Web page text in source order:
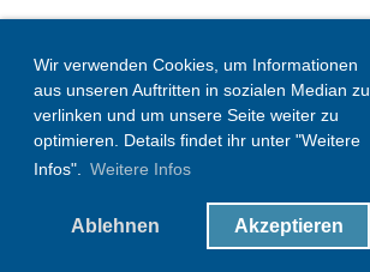
Wir verwenden Cookies, um Informationen
aus unseren Auftritten in sozialen Median zu
verlinken und um unsere Seite weiter zu
optimieren. Details findet ihr unter "Weitere
Infos". Weitere Infos
Ablehnen Akzeptieren